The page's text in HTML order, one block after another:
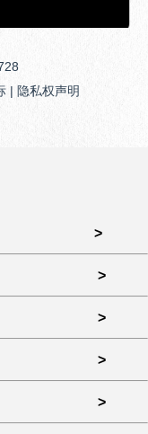
| 隐私权声明
>
>
>
>
>